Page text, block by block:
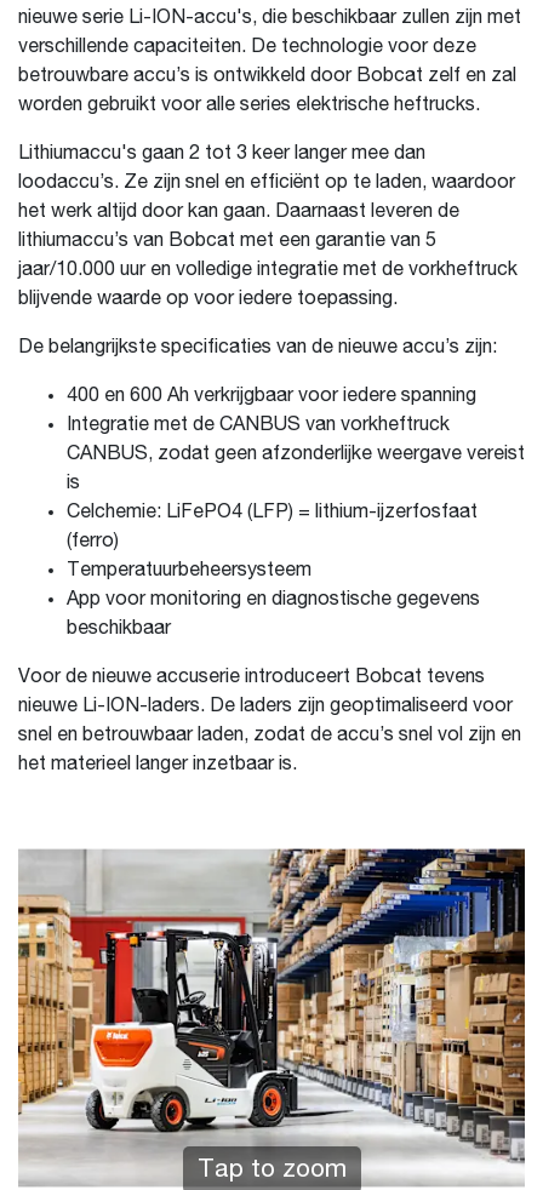
nieuwe serie Li-ION-accu's, die beschikbaar zullen zijn met
verschillende capaciteiten. De technologie voor deze
betrouwbare accu’s is ontwikkeld door Bobcat zelf en zal
worden gebruikt voor alle series elektrische heftrucks.
Lithiumaccu's gaan 2 tot 3 keer langer mee dan
loodaccu’s. Ze zijn snel en efficiënt op te laden, waardoor
het werk altijd door kan gaan. Daarnaast leveren de
lithiumaccu’s van Bobcat met een garantie van 5
jaar/10.000 uur en volledige integratie met de vorkheftruck
blijvende waarde op voor iedere toepassing.
De belangrijkste specificaties van de nieuwe accu’s zijn:
400 en 600 Ah verkrijgbaar voor iedere spanning
Integratie met de CANBUS van vorkheftruck
CANBUS, zodat geen afzonderlijke weergave vereist
is
Celchemie: LiFePO4 (LFP) = lithium-ijzerfosfaat
(ferro)
Temperatuurbeheersysteem
App voor monitoring en diagnostische gegevens
beschikbaar
Voor de nieuwe accuserie introduceert Bobcat tevens
nieuwe Li-ION-laders. De laders zijn geoptimaliseerd voor
snel en betrouwbaar laden, zodat de accu’s snel vol zijn en
het materieel langer inzetbaar is.
Tap to zoom